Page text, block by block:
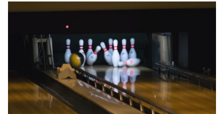
Une partie de bowling ? Strikez les pistes bruxelloises !